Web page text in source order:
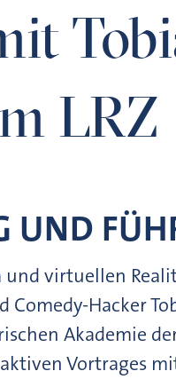
LRZ
UND
virtuellen
Comedy-Hacker
Akademie
Vortrages